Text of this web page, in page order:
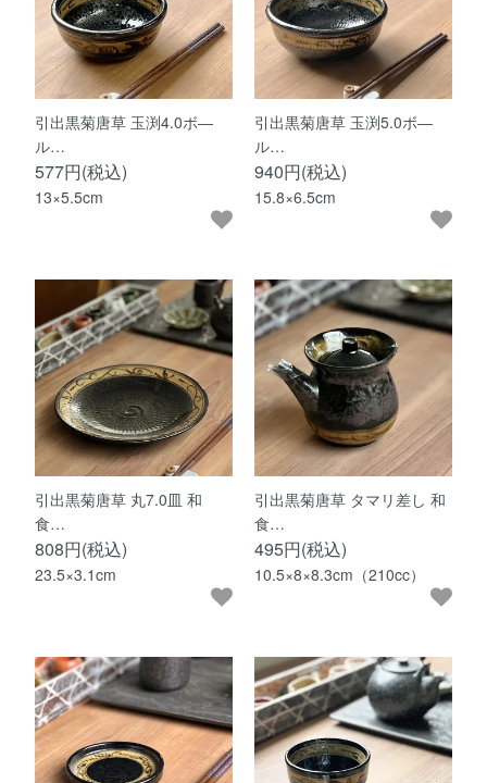
引出黒菊唐草 玉渕4.0ボ―
ル…
577円(税込)
13×5.5cm
引出黒菊唐草 玉渕5.0ボ―
ル…
940円(税込)
15.8×6.5cm
引出黒菊唐草 丸7.0皿 和
食…
808円(税込)
23.5×3.1cm
引出黒菊唐草 タマリ差し 和
食…
495円(税込)
10.5×8×8.3cm（210cc）